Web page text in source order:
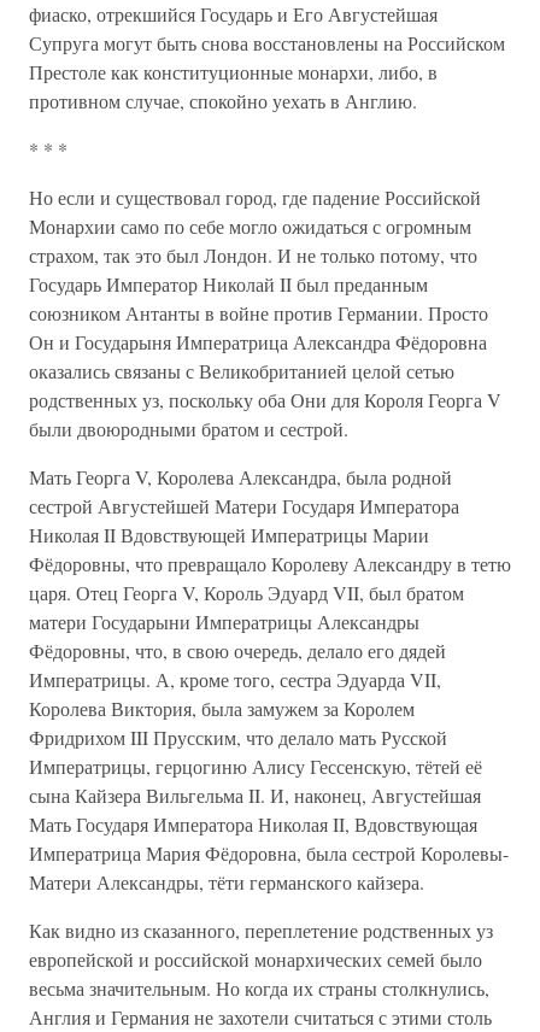
фиаско, отрекшийся Государь и Его Августейшая
Супруга могут быть снова восстановлены на Российском
Престоле как конституционные монархи, либо, в
противном случае, спокойно уехать в Англию.
* * *
Но если и существовал город, где падение Российской
Монархии само по себе могло ожидаться с огромным
страхом, так это был Лондон. И не только потому, что
Государь Император Николай II был преданным
союзником Антанты в войне против Германии. Просто
Он и Государыня Императрица Александра Фёдоровна
оказались связаны с Великобританией целой сетью
родственных уз, поскольку оба Они для Короля Георга V
были двоюродными братом и сестрой.
Мать Георга V, Королева Александра, была родной
сестрой Августейшей Матери Государя Императора
Николая II Вдовствующей Императрицы Марии
Фёдоровны, что превращало Королеву Александру в тетю
царя. Отец Георга V, Король Эдуард VII, был братом
матери Государыни Императрицы Александры
Фёдоровны, что, в свою очередь, делало его дядей
Императрицы. А, кроме того, сестра Эдуарда VII,
Королева Виктория, была замужем за Королем
Фридрихом III Прусским, что делало мать Русской
Императрицы, герцогиню Алису Гессенскую, тётей её
сына Кайзера Вильгельма II. И, наконец, Августейшая
Мать Государя Императора Николая II, Вдовствующая
Императрица Мария Фёдоровна, была сестрой Королевы-
Матери Александры, тёти германского кайзера.
Как видно из сказанного, переплетение родственных уз
европейской и российской монархических семей было
весьма значительным. Но когда их страны столкнулись,
Англия и Германия не захотели считаться с этими столь